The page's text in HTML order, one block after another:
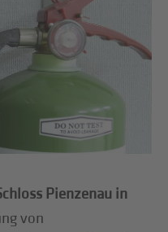
Pienzenau in
von